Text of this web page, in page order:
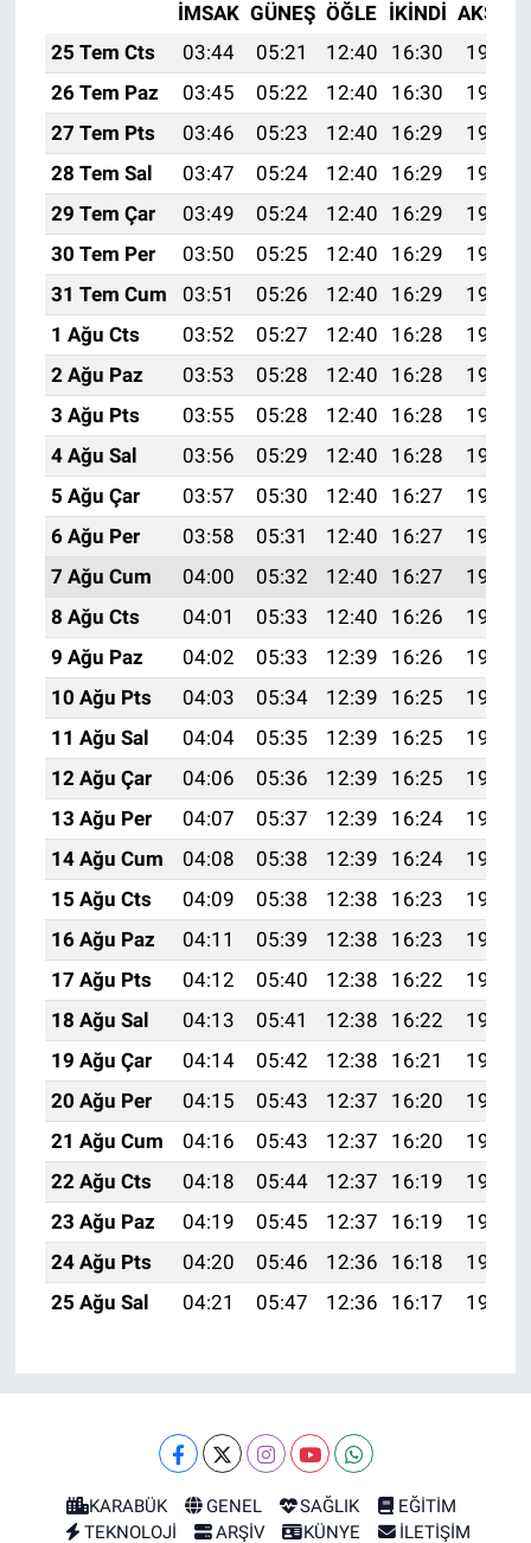
İMSAK GÜNEŞ ÖĞLE İKINDI AKŞAM
25 Tem Cts
03:44 05:21 12:40 16:30
19:50
26 Tem Paz
03:45 05:22 12:40 16:30
19:49
27 Tem Pts
03:46 05:23 12:40 16:29
19:48
28 Tem Sal
03:47 05:24 12:40 16:29
19:47
29 Tem Çar
03:49 05:24 12:40 16:29
19:46
30 Tem Per
03:50 05:25 12:40 16:29
19:46
31 Tem Cum
03:51 05:26 12:40 16:29
19:45
1 Ağu Cts
03:52 05:27 12:40 16:28
19:44
2 Ağu Paz
03:53 05:28 12:40 16:28
19:43
3 Ağu Pts
03:55 05:28 12:40 16:28
19:42
4 Ağu Sal
03:56 05:29 12:40 16:28
19:41
5 Ağu Çar
03:57 05:30 12:40 16:27
19:40
6 Ağu Per
03:58 05:31 12:40 16:27
19:39
7 Ağu Cum
04:00 05:32 12:40 16:27
19:38
8 Ağu Cts
04:01 05:33 12:40 16:26
19:37
9 Ağu Paz
04:02 05:33 12:39 16:26
19:36
10 Ağu Pts
04:03 05:34 12:39 16:25
19:34
11 Ağu Sal
04:04 05:35 12:39 16:25
19:33
12 Ağu Çar
04:06 05:36 12:39 16:25
19:32
13 Ağu Per
04:07 05:37 12:39 16:24
19:31
14 Ağu Cum
04:08 05:38 12:39 16:24
19:30
15 Ağu Cts
04:09 05:38 12:38 16:23
19:29
16 Ağu Paz
04:11 05:39 12:38 16:23
19:27
17 Ağu Pts
04:12 05:40 12:38 16:22
19:26
18 Ağu Sal
04:13 05:41 12:38 16:22
19:25
19 Ağu Çar
04:14 05:42 12:38 16:21
19:24
20 Ağu Per
04:15 05:43 12:37 16:20
19:22
21 Ağu Cum
04:16 05:43 12:37 16:20
19:21
22 Ağu Cts
04:18 05:44 12:37 16:19
19:20
23 Ağu Paz
04:19 05:45 12:37 16:19
19:18
24 Ağu Pts
04:20 05:46 12:36 16:18
19:17
25 Ağu Sal
04:21 05:47 12:36 16:17 19:16
KARABÜK GENEL SAĞLIK
EĞİTİM
TEKNOLOJİ
ARŞİV KÜNYE İLETİŞİM